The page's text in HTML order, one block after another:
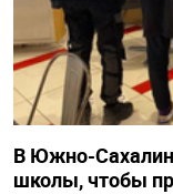
В Южно-
школы, чтобы